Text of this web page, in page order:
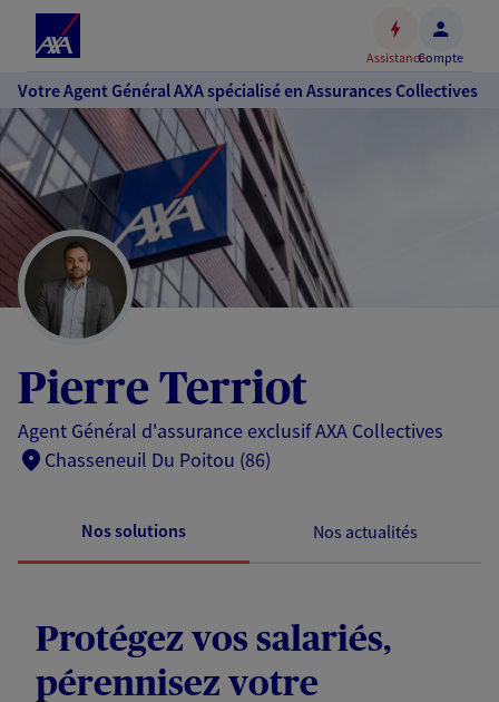
Accéder
au
contenu
principal
Accéder
au
pied
de
page
AssistanceCompte
Votre Agent Général AXA spécialisé en Assurances Collectives
Pierre Terriot
Agent Général d'assurance exclusif AXA Collectives
Chasseneuil Du Poitou (86)
Nos solutions Nos actualités
Protégez vos salariés,
pérennisez votre